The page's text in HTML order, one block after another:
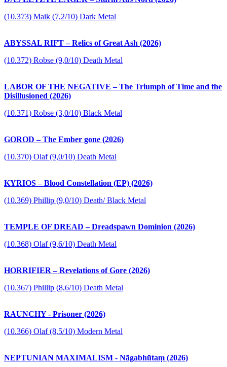
(10.373) Maik (7,2/10) Dark Metal
ABYSSAL RIFT – Relics of Great Ash (2026)
(10.372) Robse (9,0/10) Death Metal
LABOR OF THE NEGATIVE – The Triumph of Time and the
Disillusioned (2026)
(10.371) Robse (3,0/10) Black Metal
GOROD – The Ember gone (2026)
(10.370) Olaf (9,0/10) Death Metal
KYRIOS – Blood Constellation (EP) (2026)
(10.369) Phillip (9,0/10) Death/ Black Metal
TEMPLE OF DREAD – Dreadspawn Dominion (2026)
(10.368) Olaf (9,6/10) Death Metal
HORRIFIER – Revelations of Gore (2026)
(10.367) Phillip (8,6/10) Death Metal
RAUNCHY - Prisoner (2026)
(10.366) Olaf (8,5/10) Modern Metal
NEPTUNIAN MAXIMALISM - Nāgabhūtaṃ (2026)